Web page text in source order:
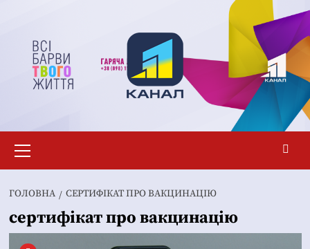
вмісту
меню
ГОЛОВНА СЕРТИФІКАТ ПРО ВАКЦИНАЦІЮ
сертифікат про вакцинацію